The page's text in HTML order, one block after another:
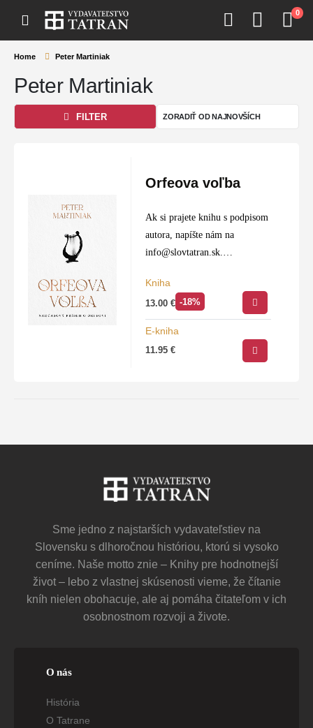
0
Home Peter Martiniak
Peter Martiniak
FILTER
Orfeova voľba
Ak si prajete knihu s podpisom
autora, napíšte nám na
info@slovtatran.sk.
reinterpretácia jedného z
najznámejších antických
mýtov. Debut Petra Martiniaka
skúma, čo z mýtov prežilo v
Kniha
13.00€ -18%
E-kniha
11.95€
Sme jedno z najstarších vydavateľstiev na
Slovensku s dlhoročnou históriou, ktorú si vysoko
ceníme. Naše motto znie – Knihy pre hodnotnejší
život – lebo z vlastnej skúsenosti vieme, že čítanie
kníh nielen obohacuje, ale aj pomáha čitateľom v ich
osobnostnom rozvoji a živote.
O nás
História
O Tatrane